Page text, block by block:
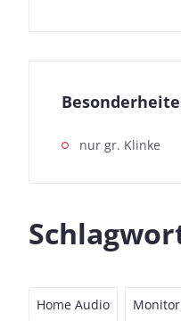
nur gr. Klinke
Home Audio